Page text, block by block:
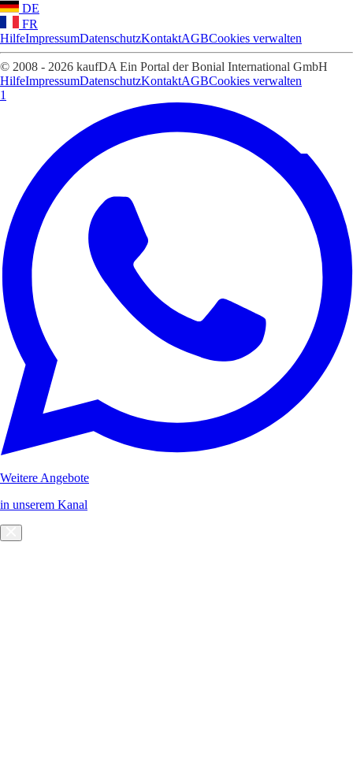
DE
FR
HilfeImpressumDatenschutzKontaktAGBCookies verwalten
© 2008 - 2026 kaufDA Ein Portal der Bonial International GmbH
HilfeImpressumDatenschutzKontaktAGBCookies verwalten
1
Weitere Angebote
in unserem Kanal